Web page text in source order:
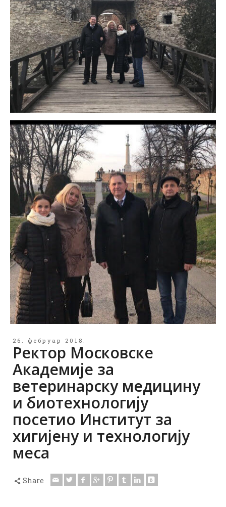
26. фебруар 2018.
Ректор Московске
Академије за
ветеринарску медицину
и биотехнологију
посетио Институт за
хигијену и технологију
меса
Share